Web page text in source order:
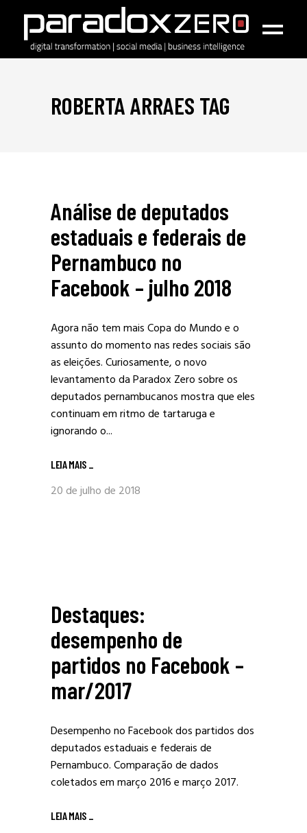
ROBERTA ARRAES TAG
Análise de deputados
estaduais e federais de
Pernambuco no
Facebook – julho 2018
Agora não tem mais Copa do Mundo e o
assunto do momento nas redes sociais são
as eleições. Curiosamente, o novo
levantamento da Paradox Zero sobre os
deputados pernambucanos mostra que eles
continuam em ritmo de tartaruga e
ignorando o...
LEIA MAIS _
20 de julho de 2018
Destaques:
desempenho de
partidos no Facebook –
mar/2017
Desempenho no Facebook dos partidos dos
deputados estaduais e federais de
Pernambuco. Comparação de dados
coletados em março 2016 e março 2017.
LEIA MAIS _